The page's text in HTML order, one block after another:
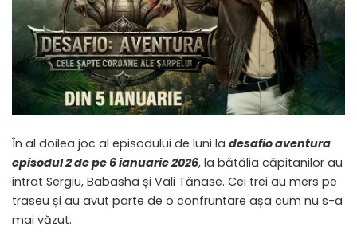
În al doilea joc al episodului de luni la desafio aventura
episodul 2 de pe 6 ianuarie 2026, la bătălia căpitanilor au
intrat Sergiu, Babasha și Vali Tănase. Cei trei au mers pe
traseu și au avut parte de o confruntare așa cum nu s-a
mai văzut.